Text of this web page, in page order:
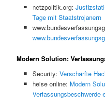
netzpolitik.org:
Tage mit Staatstrojanern
Modern Solution:
Security: Verschärfte
heise online: Modern
Verfassungsbeschwerde